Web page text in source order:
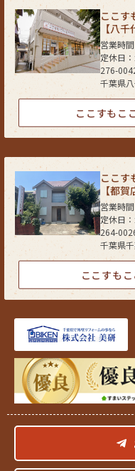
当社は、サイト管理会社に対
イバシーに配慮した個人情報
ております。
４．お客様情報の第三者への開
当社は、前項3．の利用目的
る場合を除き、お客さま情報
(1) ご本人の同意がある場合
(2) 法令に基づき開示・提供
(3) 人の生命、身体又は財産
の同意を得ることが困難であ
(4) 公衆衛生の向上又は児童
場合であって、お客さまの同
(5) 国又は地方公共団体等が
ある場合であって、お客さま
障を及ぼすおそれがある場合
(6) 次項5．に掲げる者に対し
５．お客様情報の開示
当社が保有するお客さま情報
た上で、合理的な期間及び範
６．お客様情報の訂正等
当社が保有するお客さま情報
または消去をご希望される場
ることを確認した上で、合理
これらの情報等の一部又は全
がらご要望にそったサービス
ご理解とご協力を賜りますよ
（なお、関係法令に基づき保
ここす
【八千
276-
千葉県
営業時
定休日
ここすもこ
ここす
【都賀
264-
千葉県
営業時
定休日
ここすも